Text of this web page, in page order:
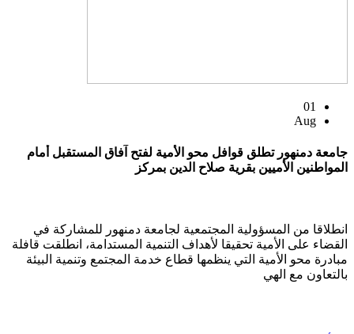
01
Aug
جامعة دمنهور تطلق قوافل محو الأمية لفتح آفاق المستقبل أمام
المواطنين الأميين بقرية صلاح الدين بمركز
انطلاقا من المسؤولية المجتمعية لجامعة دمنهور للمشاركة في
القضاء على الأمية تحقيقا لأهداف التنمية المستدامة، انطلقت قافلة
مبادرة محو الأمية التي ينظمها قطاع خدمة المجتمع وتنمية البيئة
بالتعاون مع الهي